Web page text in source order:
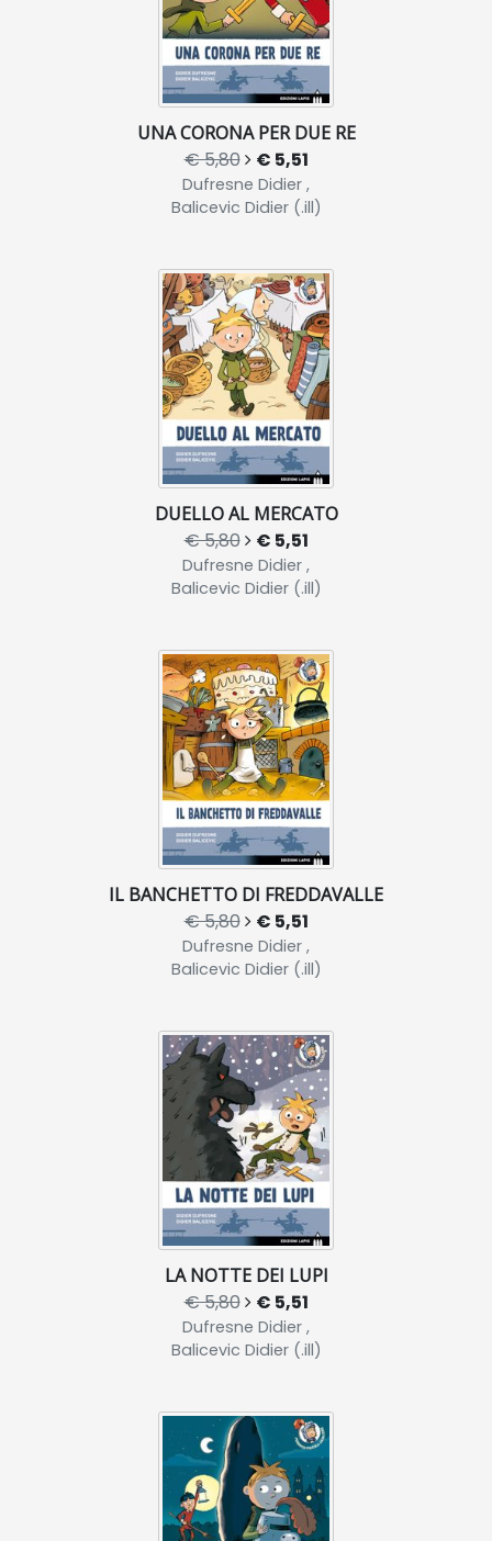
UNA CORONA PER DUE RE
€ 5,80 € 5,51
Dufresne Didier ,
Balicevic Didier (.ill)
DUELLO AL MERCATO
€ 5,80 € 5,51
Dufresne Didier ,
Balicevic Didier (.ill)
IL BANCHETTO DI FREDDAVALLE
€ 5,80 € 5,51
Dufresne Didier ,
Balicevic Didier (.ill)
LA NOTTE DEI LUPI
€ 5,80 € 5,51
Dufresne Didier ,
Balicevic Didier (.ill)